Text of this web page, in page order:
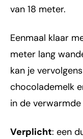
van 18 meter.
Eenmaal klaar
meter lang
kan je
chocolademelk
in de
Verplicht: een